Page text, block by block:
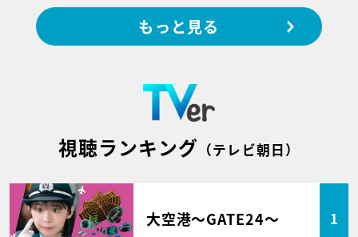
もっと見る
視聴ランキング （テレビ朝日）
大空港～GATE24～ 1